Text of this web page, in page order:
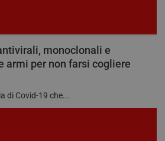
monoclonali e
armi per non farsi cogliere
di Covid-19 che...